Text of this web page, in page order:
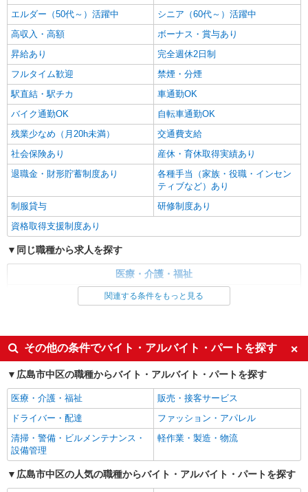
エルダー（50代～）活躍中
シニア（60代～）活躍中
高収入・高額
ボーナス・賞与あり
昇給あり
完全週休2日制
フルタイム歓迎
禁煙・分煙
駅直結・駅チカ
車通勤OK
バイク通勤OK
自転車通勤OK
残業少なめ（月20h未満）
交通費支給
社会保険あり
産休・育休取得実績あり
退職金・財形貯蓄制度あり
各種手当（家族・役職・インセン
ティブなど）あり
制服貸与
研修制度あり
資格取得支援制度あり
同じ職種から求人を探す
医療・介護・福祉
未経験歓迎
ミドル（40代～）活躍中
ボーナス・賞与あり
車通勤OK
交通費支給
社会保険あり
産休・育休取得実績あり
関連する条件をもっと見る
その他の条件でバイト・アルバイト・パートを探す
広島市中区の職種からバイト・アルバイト・パートを探す
医療・介護・福祉
販売・接客サービス
ドライバー・配達
ファッション・アパレル
清掃・警備・ビルメンテナンス・
設備管理
軽作業・製造・物流
広島市中区の人気の職種からバイト・アルバイト・パートを探す